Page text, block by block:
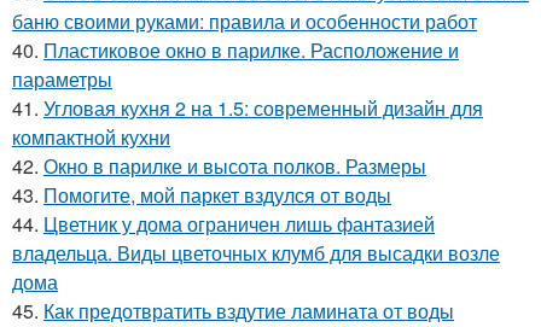
баню своими руками: правила и особенности работ
40. Пластиковое окно в парилке. Расположение и
параметры
41. Угловая кухня 2 на 1.5: современный дизайн для
компактной кухни
42. Окно в парилке и высота полков. Размеры
43. Помогите, мой паркет вздулся от воды
44. Цветник у дома ограничен лишь фантазией
владельца. Виды цветочных клумб для высадки возле
дома
45. Как предотвратить вздутие ламината от воды